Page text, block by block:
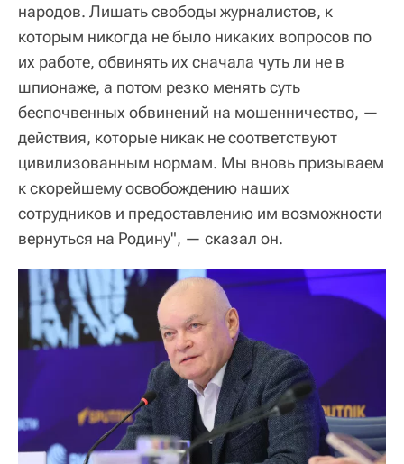
народов. Лишать свободы журналистов, к
которым никогда не было никаких вопросов по
их работе, обвинять их сначала чуть ли не в
шпионаже, а потом резко менять суть
беспочвенных обвинений на мошенничество, —
действия, которые никак не соответствуют
цивилизованным нормам. Мы вновь призываем
к скорейшему освобождению наших
сотрудников и предоставлению им возможности
вернуться на Родину", — сказал он.